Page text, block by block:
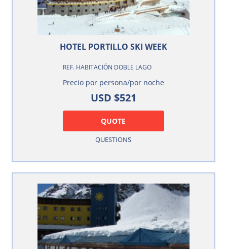
HOTEL PORTILLO SKI WEEK
REF. HABITACIÓN DOBLE LAGO
Precio por persona/por noche
USD $521
QUOTE
QUESTIONS